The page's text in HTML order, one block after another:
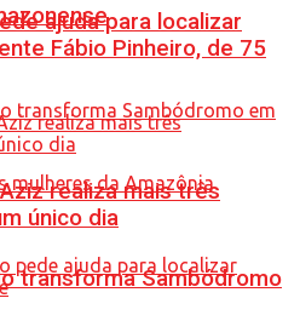
transforma Sambódromo
ajuda para localizar
Fábio Pinheiro, de 75
realiza mais três
único dia